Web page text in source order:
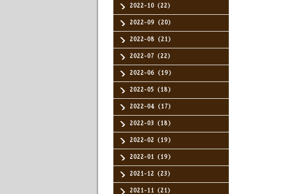
2022-10（22）
2022-09（20）
2022-08（21）
2022-07（22）
2022-06（19）
2022-05（18）
2022-04（17）
2022-03（18）
2022-02（19）
2022-01（19）
2021-12（23）
2021-11（21）